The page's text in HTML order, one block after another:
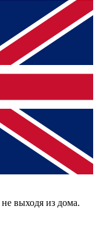
выходя из дома.